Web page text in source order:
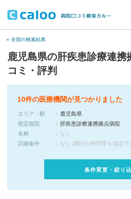
« 全国の検索結果
鹿児島県の肝疾患診療連携
コミ・評判
10件の医療機関が見つかりました
エリア・駅
鹿児島県
指定病院
肝疾患診療連携拠点病院
名称
なし
詳細条件
なし (曜日や時間帯を指定で
条件変更・絞り